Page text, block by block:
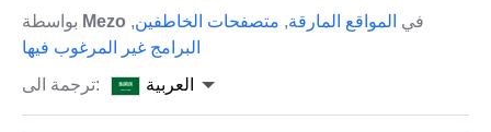
Mezo في المواقع المارقة, متصفحات الخاطفين,
البرامج غير المرغوب فيها
ترجمة الى:
العربية